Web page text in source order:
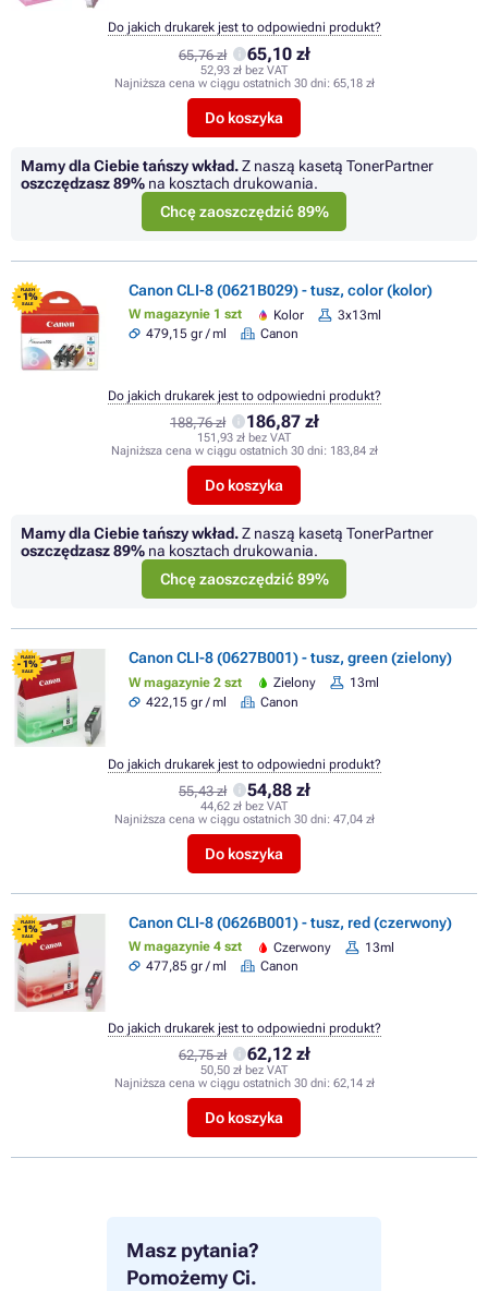
Masz pytania?
Pomożemy Ci.
65,76 zł 65,10 zł
52,93 zł bez VAT
Najniższa cena w ciągu ostatnich 30 dni: 65,18 zł
Do koszyka
Do jakich drukarek jest to odpowiedni produkt?
Mamy dla Ciebie tańszy wkład.Z naszą kasetą TonerPartner
oszczędzasz89% na kosztach drukowania.
Chcę zaoszczędzić 89%
FLASH
- 1%
SALE
Canon CLI-8 (0621B029) - tusz, color (kolor)
W magazynie 1 szt Kolor
3x13ml
479,15 gr / ml
Canon
188,76 zł 186,87 zł
151,93 zł bez VAT
Najniższa cena w ciągu ostatnich 30 dni: 183,84 zł
Do koszyka
Do jakich drukarek jest to odpowiedni produkt?
Mamy dla Ciebie tańszy wkład.Z naszą kasetą TonerPartner
oszczędzasz89% na kosztach drukowania.
Chcę zaoszczędzić 89%
FLASH
- 1%
SALE
Canon CLI-8 (0627B001) - tusz, green (zielony)
W magazynie 2 szt Zielony
13ml
422,15 gr / ml
Canon
55,43 zł 54,88 zł
44,62 zł bez VAT
Najniższa cena w ciągu ostatnich 30 dni: 47,04 zł
Do koszyka
Do jakich drukarek jest to odpowiedni produkt?
FLASH
- 1%
SALE
Canon CLI-8 (0626B001) - tusz, red (czerwony)
W magazynie 4 szt Czerwony
13ml
477,85 gr / ml
Canon
62,75 zł 62,12 zł
50,50 zł bez VAT
Najniższa cena w ciągu ostatnich 30 dni: 62,14 zł
Do koszyka
Do jakich drukarek jest to odpowiedni produkt?